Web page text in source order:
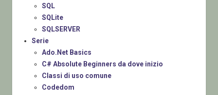
SQL
SQLite
SQLSERVER
Serie
Ado.Net Basics
C# Absolute Beginners da dove inizio
Classi di uso comune
Codedom